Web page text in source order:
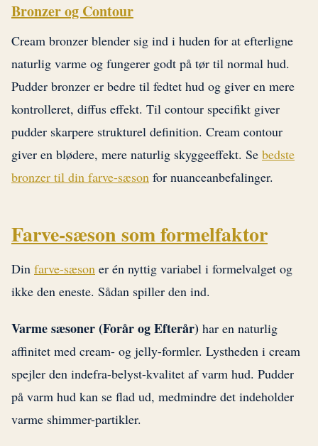
Bronzer og Contour
Cream bronzer blender sig ind i huden for at efterligne
naturlig varme og fungerer godt på tør til normal hud.
Pudder bronzer er bedre til fedtet hud og giver en mere
kontrolleret, diffus effekt. Til contour specifikt giver
pudder skarpere strukturel definition. Cream contour
giver en blødere, mere naturlig skyggeeffekt. Se bedste
bronzer til din farve-sæson for nuanceanbefalinger.
Farve-sæson som formelfaktor
Din farve-sæson er én nyttig variabel i formelvalget og
ikke den eneste. Sådan spiller den ind.
Varme sæsoner (Forår og Efterår) har en naturlig
affinitet med cream- og jelly-formler. Lystheden i cream
spejler den indefra-belyst-kvalitet af varm hud. Pudder
på varm hud kan se flad ud, medmindre det indeholder
varme shimmer-partikler.